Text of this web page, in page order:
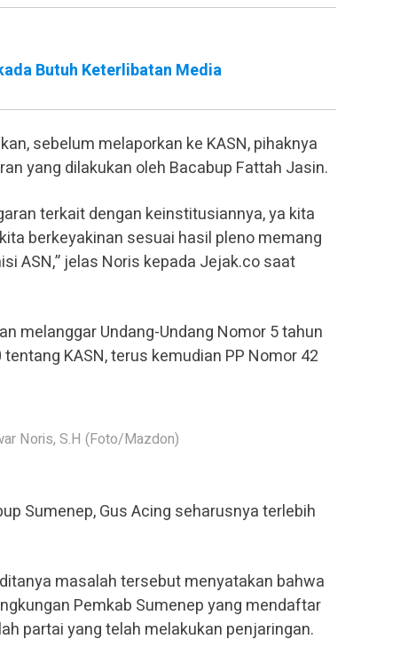
Butuh Keterlibatan Media
sebelum melaporkan ke KASN, pihaknya
yang dilakukan oleh Bacabup Fattah Jasin.
terkait dengan keinstitusiannya, ya kita
berkeyakinan sesuai hasil pleno memang
ASN,” jelas Noris kepada Jejak.co saat
melanggar Undang-Undang Nomor 5 tahun
KASN, terus kemudian PP Nomor 42
Noris, S.H (Foto/Mazdon)
Sumenep, Gus Acing seharusnya terlebih
masalah tersebut menyatakan bahwa
Pemkab Sumenep yang mendaftar
partai yang telah melakukan penjaringan.